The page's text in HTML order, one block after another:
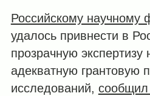
Российскому научному
удалось привнести в
прозрачную экспертизу
адекватную грантовую
исследований,